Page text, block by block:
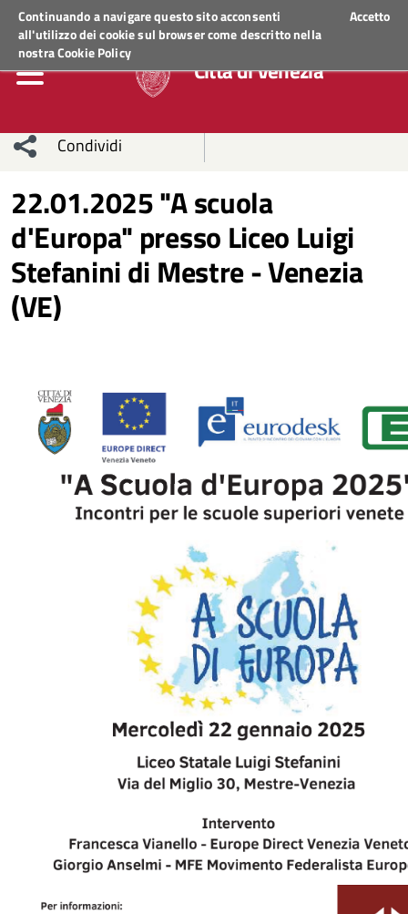
Continuando a navigare questo sito acconsenti
all'utilizzo dei cookie sul browser come descritto nella
nostraCookie Policy
Accetto
Regione Veneto ACCEDI AI SERVIZI
Città di Venezia
Condividi
sui social
network
Condividi
Condividi
su
Facebook
Condividi
su
Condividi
Whatsapp
22.01.2025 "A scuola
d'Europa" presso Liceo Luigi
Stefanini di Mestre - Venezia
(VE)